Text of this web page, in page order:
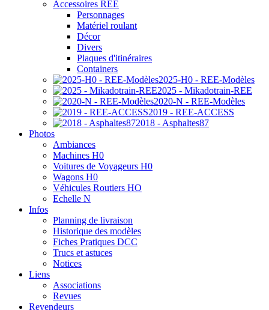
Accessoires REE
Personnages
Matériel roulant
Décor
Divers
Plaques d'itinéraires
Containers
2025-H0 - REE-Modèles
2025 - Mikadotrain-REE
2020-N - REE-Modèles
2019 - REE-ACCESS
2018 - Asphaltes87
Photos
Ambiances
Machines H0
Voitures de Voyageurs H0
Wagons H0
Véhicules Routiers HO
Echelle N
Infos
Planning de livraison
Historique des modèles
Fiches Pratiques DCC
Trucs et astuces
Notices
Liens
Associations
Revues
Revendeurs